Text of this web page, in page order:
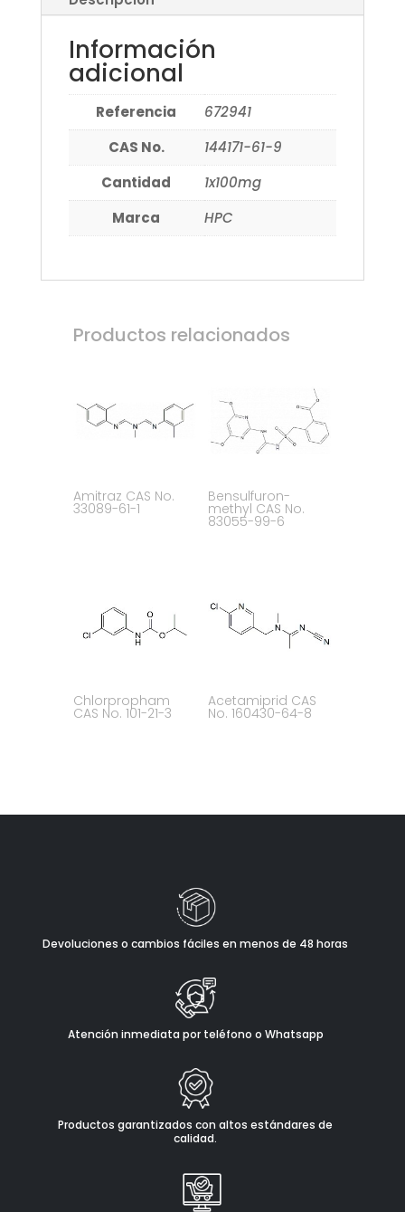
Información
adicional
Referencia
672941
CAS No.
144171-61-9
Cantidad
1x100mg
Marca
HPC
Productos relacionados
Amitraz CAS No.
33089-61-1
Bensulfuron-
methyl CAS No.
83055-99-6
Chlorpropham
CAS No. 101-21-3
Acetamiprid CAS
No. 160430-64-8
Devoluciones o cambios fáciles en menos de 48 horas
Atención inmediata por teléfono o Whatsapp
Productos garantizados con altos estándares de
calidad.